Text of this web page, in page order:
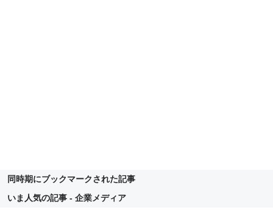
同時期にブックマークされた記事
いま人気の記事 - 企業メディア